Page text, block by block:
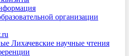
организации
Лихачевские научные чтения